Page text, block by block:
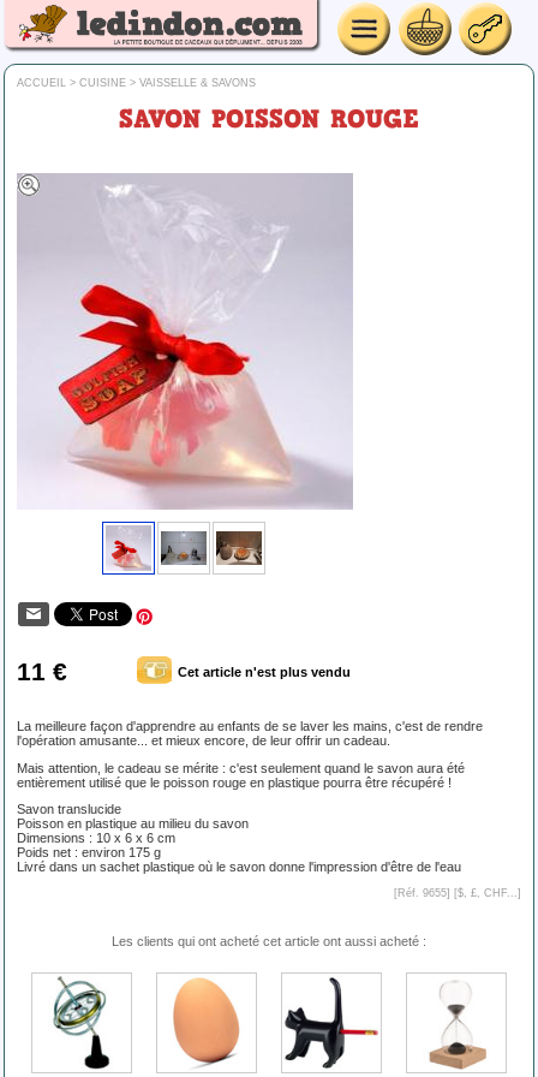
ACCUEIL > CUISINE > VAISSELLE & SAVONS
SAVON POISSON ROUGE
11 € Cet article n'est plus vendu
La meilleure façon d'apprendre au enfants de se laver les mains, c'est de rendre
l'opération amusante... et mieux encore, de leur offrir un cadeau.
Mais attention, le cadeau se mérite : c'est seulement quand le savon aura été
entièrement utilisé que le poisson rouge en plastique pourra être récupéré !
Savon translucide
Poisson en plastique au milieu du savon
Dimensions : 10 x 6 x 6 cm
Poids net : environ 175 g
Livré dans un sachet plastique où le savon donne l'impression d'être de l'eau
[Réf. 9655] [$, £, CHF... ]
Les clients qui ont acheté cet article ont aussi acheté :